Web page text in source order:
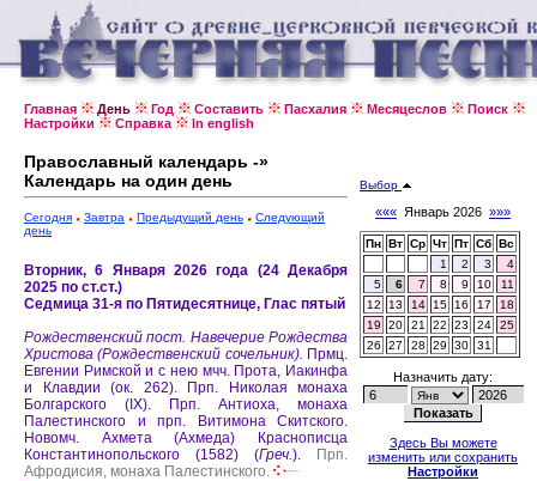
Главная День Год Составить Пасхалия Месяцеслов
Поиск
Настройки
Справка In english
Православный календарь -»
Календарь на один день
Сегодня Завтра Предыдущий день
Следующий
день
Вторник, 6 Января 2026 года (24 Декабря
2025 по ст.ст.)
Седмица 31-я по Пятидесятнице, Глас пятый
Рождественский пост. Навечерие Рождества
Христова (Рождественский сочельник). Прмц.
Евгении Римской и с нею мчч. Прота, Иакинфа
и Клавдии (ок. 262).
Прп. Николая монаха
Болгарского (IX).
Прп. Антиоха, монаха
Палестинского и прп. Витимона Скитского.
Новомч. Ахмета (Ахмеда) Краснописца
Константинопольского (1582) (Греч.).
Прп.
Афродисия, монаха Палестинского.
Выбор
««« Январь 2026 »»»
Пн Вт Ср Чт Пт Сб Вс
1
2 3
4
5
6 7 8 9 10
11
12
13 14 15 16 17
18
19
20 21 22 23 24
25
26
27 28 29 30 31
Назначить дату:
Здесь Вы можете
изменить или сохранить
Настройки